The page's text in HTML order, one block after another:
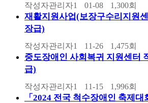
작성자관리자1 01-08 1,300회
재활지원사업(보장구수리지원
장급)
작성자관리자1 11-26 1,475회
중도장애인 사회복귀 지원센터
급)
작성자관리자1 11-15 1,996회
「2024 전국 척수장애인 축제